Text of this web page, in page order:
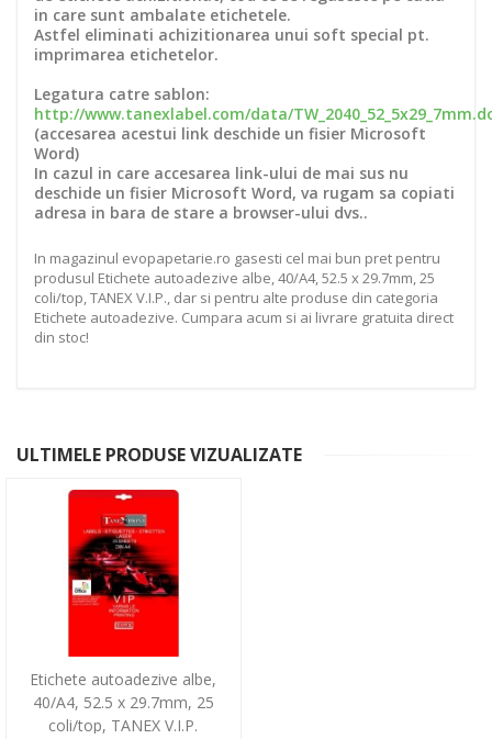
in care sunt ambalate etichetele.
Astfel eliminati achizitionarea unui soft special pt.
imprimarea etichetelor.
Legatura catre sablon:
http://www.tanexlabel.com/data/
(accesarea acestui link deschide un fisier Microsoft
Word)
In cazul in care accesarea link-ului de mai sus nu
deschide un fisier Microsoft Word, va rugam sa copiati
adresa in bara de stare a browser-ului dvs..
In magazinul evopapetarie.ro gasesti cel mai bun pret pentru
produsul Etichete autoadezive albe, 40/A4, 52.5 x 29.7mm, 25
coli/top, TANEX V.I.P., dar si pentru alte produse din categoria
Etichete autoadezive. Cumpara acum si ai livrare gratuita direct
din stoc!
ULTIMELE PRODUSE VIZUALIZATE
Etichete autoadezive albe,
40/A4, 52.5 x 29.7mm, 25
coli/top, TANEX V.I.P.